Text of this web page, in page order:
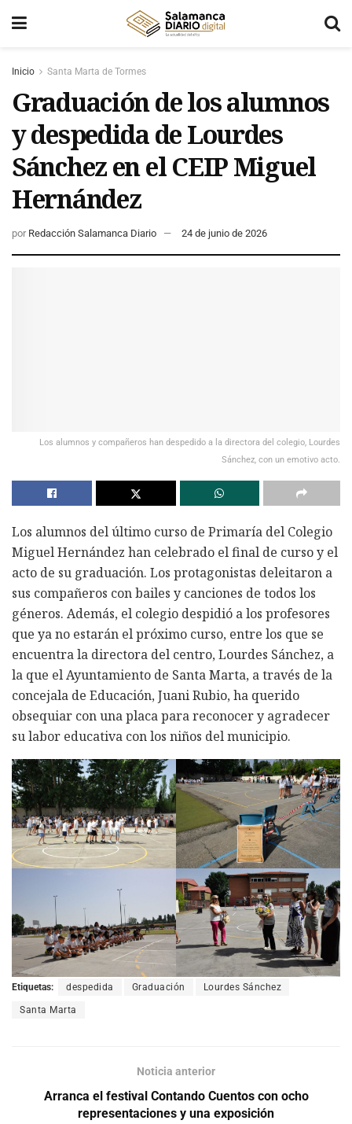
Inicio Santa Marta de Tormes
Graduación de los alumnos
y despedida de Lourdes
Sánchez en el CEIP Miguel
Hernández
por Redacción Salamanca Diario 24 de junio de 2026
Los alumnos y compañeros han despedido a la directora del colegio, Lourdes
Sánchez, con un emotivo acto.
Los alumnos del último curso de Primaría del Colegio
Miguel Hernández han celebrado el final de curso y el
acto de su graduación. Los protagonistas deleitaron a
sus compañeros con bailes y canciones de todos los
géneros. Además, el colegio despidió a los profesores
que ya no estarán el próximo curso, entre los que se
encuentra la directora del centro, Lourdes Sánchez, a
la que el Ayuntamiento de Santa Marta, a través de la
concejala de Educación, Juani Rubio, ha querido
obsequiar con una placa para reconocer y agradecer
su labor educativa con los niños del municipio.
Etiquetas: despedida Graduación Lourdes Sánchez
Santa Marta
Noticia anterior
Arranca el festival Contando Cuentos con ocho
representaciones y una exposición